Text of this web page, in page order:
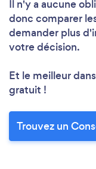
Il n'y a aucune
donc comparer
demander plus
votre décision.
Et le meilleur
gratuit !
Trouvez un